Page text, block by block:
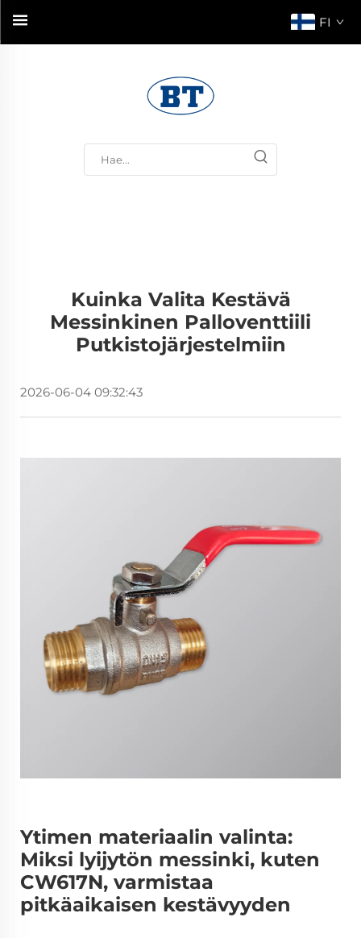
FI
Kuinka Valita Kestävä
Messinkinen Palloventtiili
Putkistojärjestelmiin
2026-06-04 09:32:43
Ytimen materiaalin valinta:
Miksi lyijytön messinki, kuten
CW617N, varmistaa
pitkäaikaisen kestävyyden